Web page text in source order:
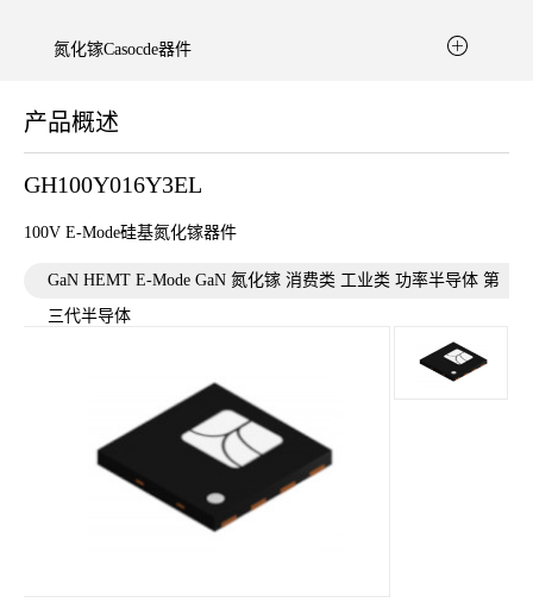
氮化镓Casocde器件
产品概述
GH100Y016Y3EL
100V E-Mode硅基氮化镓器件
GaN HEMT E-Mode GaN 氮化镓 消费类 工业类 功率半导体 第
三代半导体